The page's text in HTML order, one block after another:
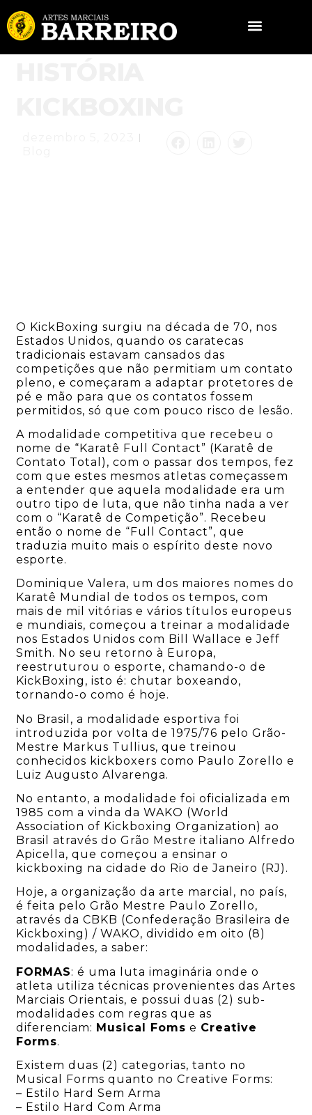
O KickBoxing surgiu na década de 70, nos
Estados Unidos, quando os caratecas
tradicionais estavam cansados das
competições que não permitiam um contato
pleno, e começaram a adaptar protetores de
pé e mão para que os contatos fossem
permitidos, só que com pouco risco de lesão.
A modalidade competitiva que recebeu o
nome de “Karatê Full Contact” (Karatê de
Contato Total), com o passar dos tempos, fez
com que estes mesmos atletas começassem
a entender que aquela modalidade era um
outro tipo de luta, que não tinha nada a ver
com o “Karatê de Competição”. Recebeu
então o nome de “Full Contact”, que
traduzia muito mais o espírito deste novo
esporte.
Dominique Valera, um dos maiores nomes do
Karatê Mundial de todos os tempos, com
mais de mil vitórias e vários títulos europeus
e mundiais, começou a treinar a modalidade
nos Estados Unidos com Bill Wallace e Jeff
Smith. No seu retorno à Europa,
reestruturou o esporte, chamando-o de
KickBoxing, isto é: chutar boxeando,
tornando-o como é hoje.
No Brasil, a modalidade esportiva foi
introduzida por volta de 1975/76 pelo Grão-
Mestre Markus Tullius, que treinou
conhecidos kickboxers como Paulo Zorello e
Luiz Augusto Alvarenga.
No entanto, a modalidade foi oficializada em
1985 com a vinda da WAKO (World
Association of Kickboxing Organization) ao
Brasil através do Grão Mestre italiano Alfredo
Apicella, que começou a ensinar o
kickboxing na cidade do Rio de Janeiro (RJ).
Hoje, a organização da arte marcial, no país,
é feita pelo Grão Mestre Paulo Zorello,
através da CBKB (Confederação Brasileira de
Kickboxing) / WAKO, dividido em oito (8)
modalidades, a saber:
FORMAS: é uma luta imaginária onde o
atleta utiliza técnicas provenientes das Artes
Marciais Orientais, e possui duas (2) sub-
modalidades com regras que as
diferenciam: Musical Foms e Creative
Forms.
Existem duas (2) categorias, tanto no
Musical Forms quanto no Creative Forms:
– Estilo Hard Sem Arma
– Estilo Hard Com Arma